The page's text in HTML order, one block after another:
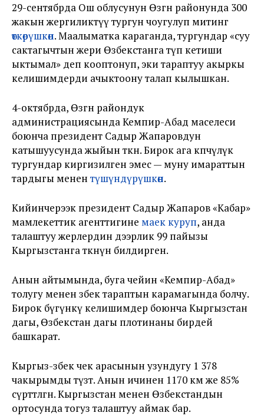
29-сентябрда Ош облусунун Өзгөн районунда 300
жакын жергиликтүү тургун чоугулуп митинг
өткөрүшкөн. Маалыматка караганда, тургундар «суу
сактагычтын жери Өзбекстанга өтүп кетиши
ыктымал» деп кооптонуп, эки тараптуу акыркы
келишимдерди ачыктоону талап кылышкан.
4-октябрда, Өзгөн райондук
администрациясында Кемпир-Абад маселеси
боюнча президент Садыр Жапаровдун
катышуусунда жыйын өткөн. Бирок ага көпчүлүк
тургундар киргизилген эмес — муну имараттын
тардыгы менен түшүндүрүшкөн.
Кийинчерээк президент Садыр Жапаров «Кабар»
мамлекеттик агенттигине маек куруп, анда
талаштуу жерлердин дээрлик 99 пайызы
Кыргызстанга өткөнүн билдирген.
Анын айтымында, буга чейин «Кемпир-Абад»
толугу менен өзбек тараптын карамагында болчу.
Бирок бүгүнкү келишимдер боюнча Кыргызстан
дагы, Өзбекстан дагы плотинаны бирдей
башкарат.
Кыргыз-өзбек чек арасынын узундугу 1 378
чакырымды түзөт. Анын ичинен 1170 км же 85%
сүрөттөлгөн. Кыргызстан менен Өзбекстандын
ортосунда тогуз талаштуу аймак бар.